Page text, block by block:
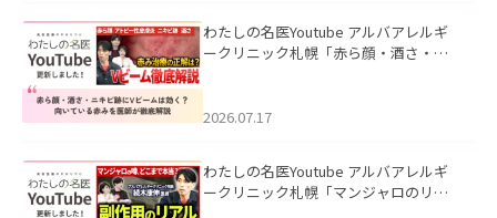
わたしの名医Youtube アルバアレルギ
ークリニック札幌「赤ら顔・酒さ・ニ
した。
2026.07.17
わたしの名医Youtube アルバアレルギ
ークリニック札幌「マンジャロのリア